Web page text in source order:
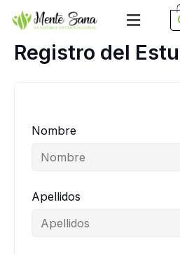
contenido
Menú
Registro del
Nombre
Apellidos